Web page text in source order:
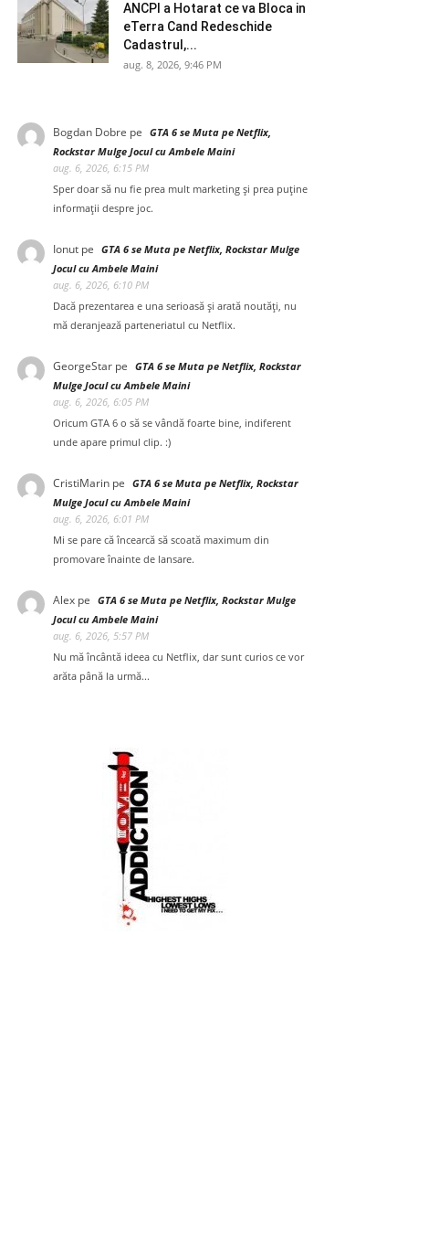
ANCPI a Hotarat ce va Bloca in
eTerra Cand Redeschide
Cadastrul,...
aug. 8, 2026, 9:46 PM
Bogdan Dobre pe GTA 6 se Muta pe Netflix,
Rockstar Mulge Jocul cu Ambele Maini
aug. 6, 2026, 6:15 PM
Sper doar să nu fie prea mult marketing și prea puține
informații despre joc.
Ionut pe GTA 6 se Muta pe Netflix, Rockstar Mulge
Jocul cu Ambele Maini
aug. 6, 2026, 6:10 PM
Dacă prezentarea e una serioasă și arată noutăți, nu
mă deranjează parteneriatul cu Netflix.
GeorgeStar pe GTA 6 se Muta pe Netflix, Rockstar
Mulge Jocul cu Ambele Maini
aug. 6, 2026, 6:05 PM
Oricum GTA 6 o să se vândă foarte bine, indiferent
unde apare primul clip. :)
CristiMarin pe GTA 6 se Muta pe Netflix, Rockstar
Mulge Jocul cu Ambele Maini
aug. 6, 2026, 6:01 PM
Mi se pare că încearcă să scoată maximum din
promovare înainte de lansare.
Alex pe GTA 6 se Muta pe Netflix, Rockstar Mulge
Jocul cu Ambele Maini
aug. 6, 2026, 5:57 PM
Nu mă încântă ideea cu Netflix, dar sunt curios ce vor
arăta până la urmă...